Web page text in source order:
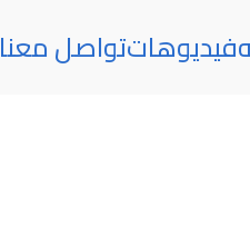
فيديوهاتتواصل معنا